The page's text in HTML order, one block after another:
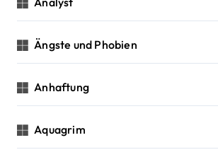
Ängste und Phobien
Anhaftung
Aquagrim